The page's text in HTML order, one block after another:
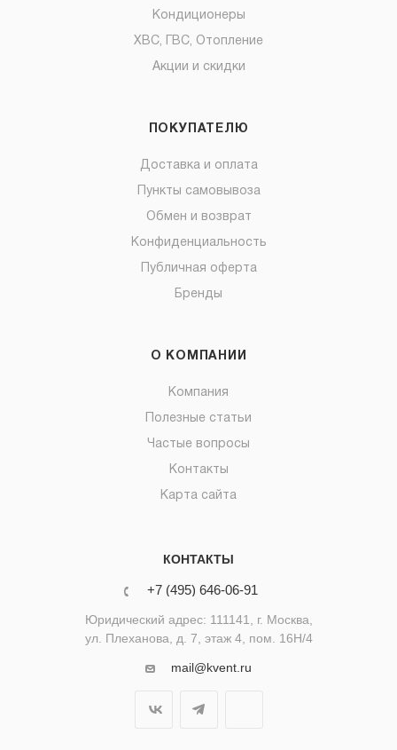
Кондиционеры
ХВС, ГВС, Отопление
Акции и скидки
ПОКУПАТЕЛЮ
Доставка и оплата
Пункты самовывоза
Обмен и возврат
Конфиденциальность
Публичная оферта
Бренды
О КОМПАНИИ
Компания
Полезные статьи
Частые вопросы
Контакты
Карта сайта
КОНТАКТЫ
+7 (495) 646-06-91
Юридический адрес: 111141, г. Москва,
ул. Плеханова, д. 7, этаж 4, пом. 16Н/4
mail@kvent.ru